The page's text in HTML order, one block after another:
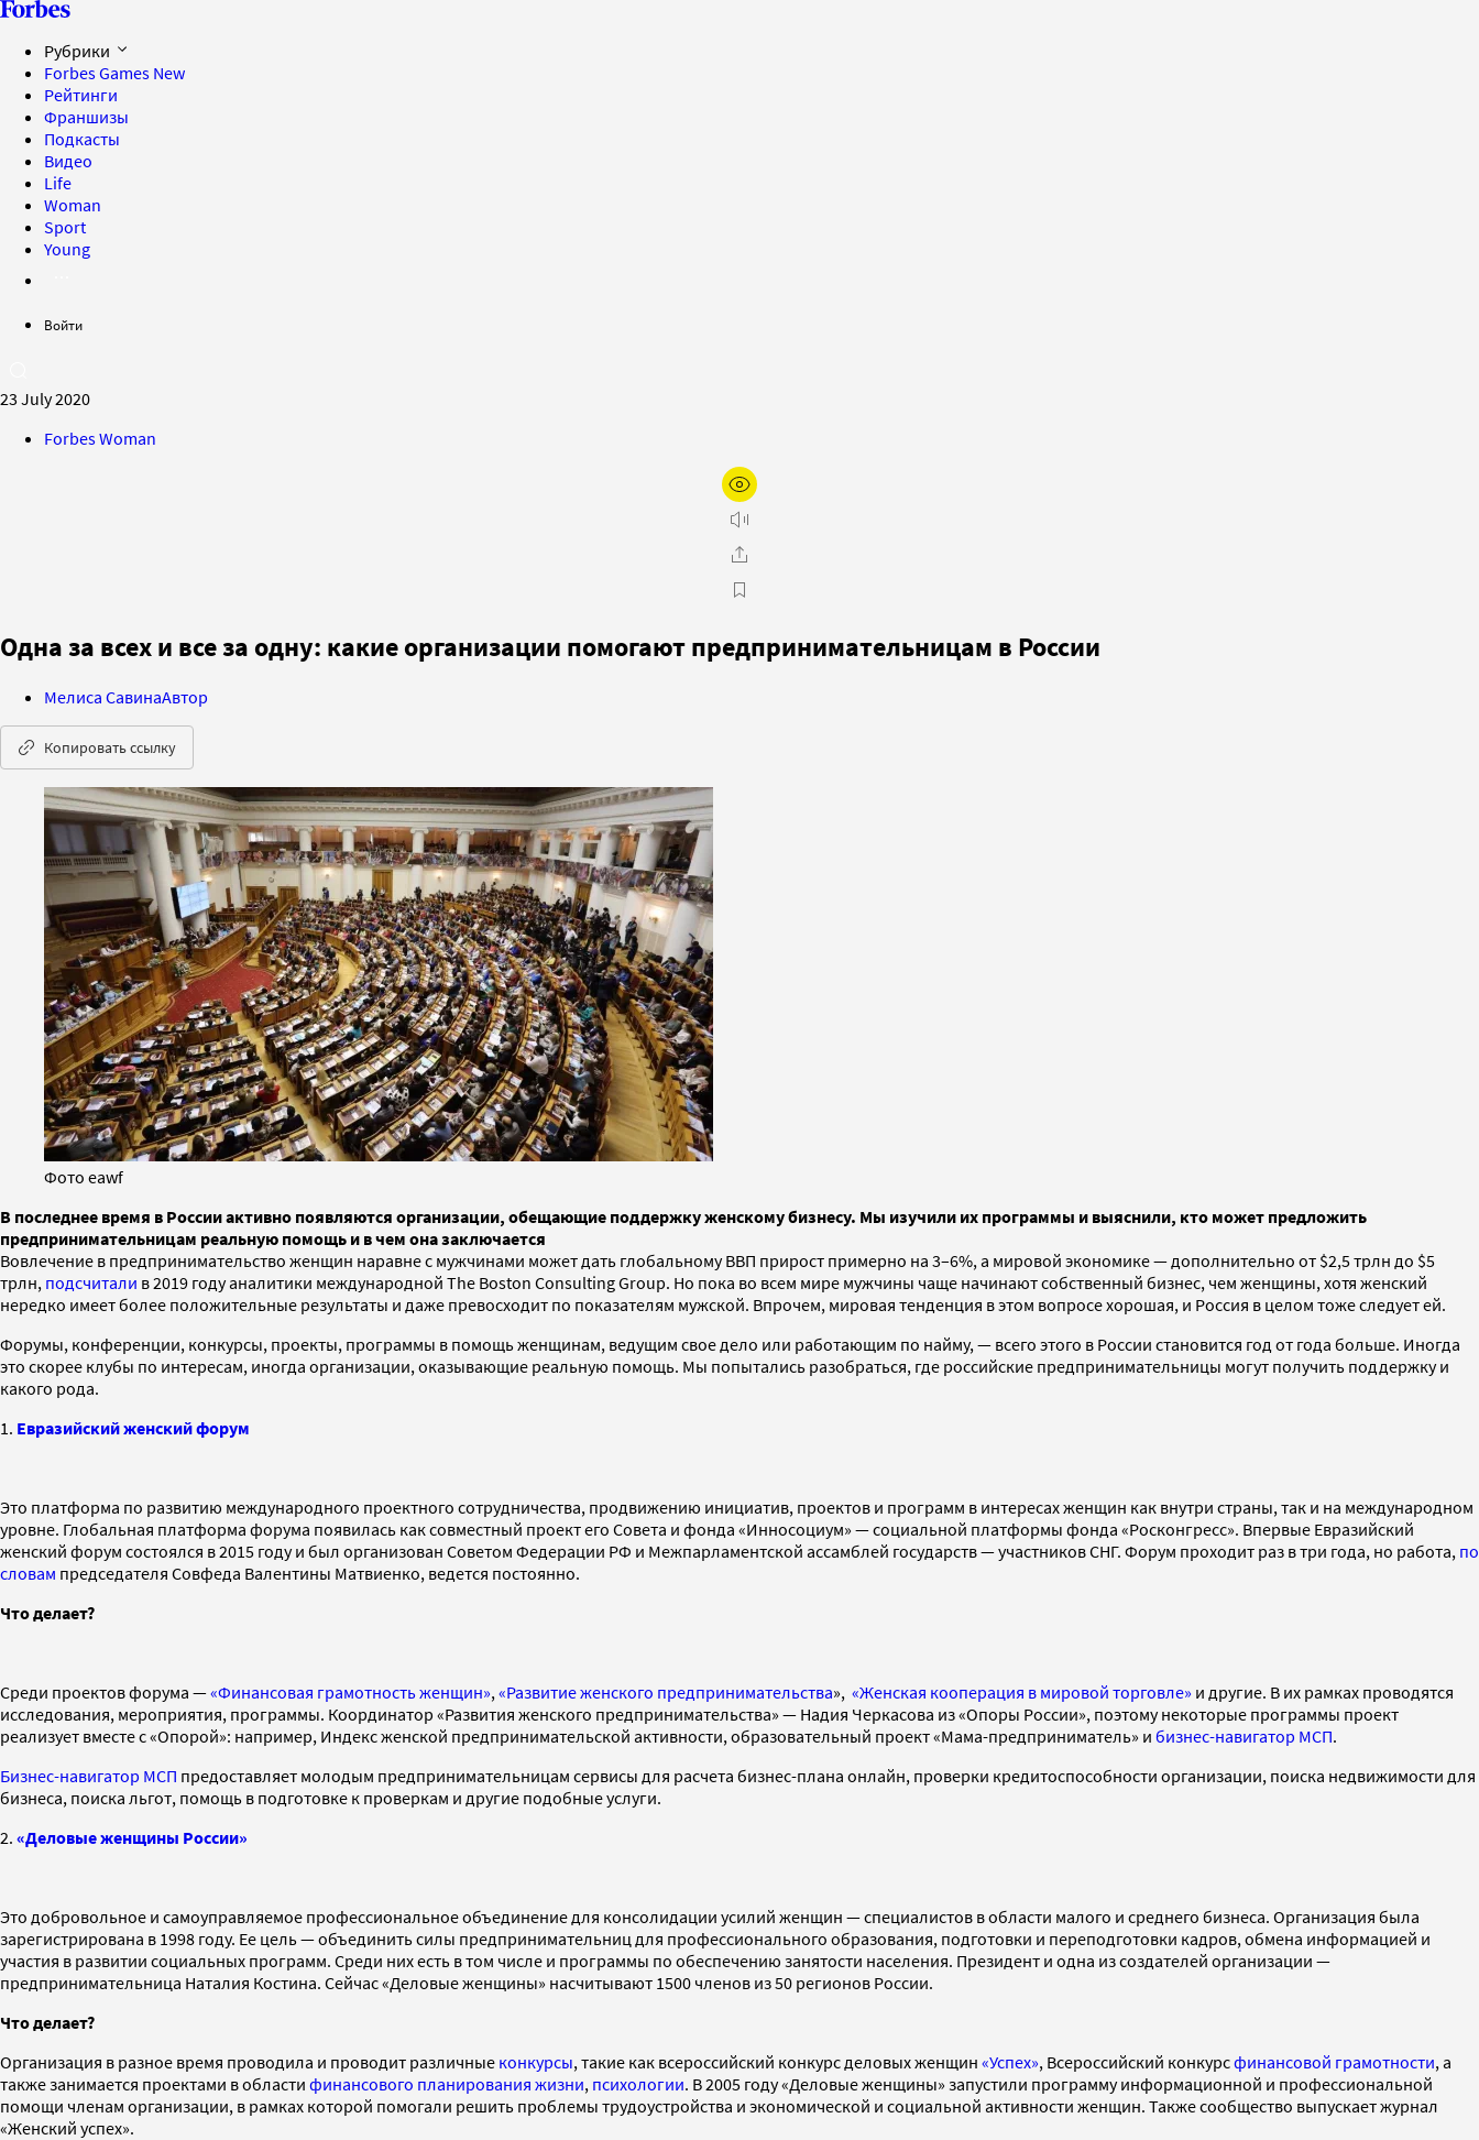
Рубрики
Forbes Games New
Рейтинги
Франшизы
Подкасты
Видео
Life
Woman
Sport
Young
Войти
23 July 2020
Forbes Woman
Одна за всех и все за одну: какие организации помогают предпринимательницам в России
Мелиса СавинаАвтор
Копировать ссылку
Фото eawf
В последнее время в России активно появляются организации, обещающие поддержку женскому бизнесу. Мы изучили их программы и выяснили, кто может предложить
предпринимательницам реальную помощь и в чем она заключается
Вовлечение в предпринимательство женщин наравне с мужчинами может дать глобальному ВВП прирост примерно на 3–6%, а мировой экономике — дополнительно от $2,5 трлн до $5
трлн, подсчитали в 2019 году аналитики международной The Boston Consulting Group. Но пока во всем мире мужчины чаще начинают собственный бизнес, чем женщины, хотя женский
нередко имеет более положительные результаты и даже превосходит по показателям мужской. Впрочем, мировая тенденция в этом вопросе хорошая, и Россия в целом тоже следует ей.
Форумы, конференции, конкурсы, проекты, программы в помощь женщинам, ведущим свое дело или работающим по найму, — всего этого в России становится год от года больше. Иногда
это скорее клубы по интересам, иногда организации, оказывающие реальную помощь. Мы попытались разобраться, где российские предпринимательницы могут получить поддержку и
какого рода.
1. Евразийский женский форум
Это платформа по развитию международного проектного сотрудничества, продвижению инициатив, проектов и программ в интересах женщин как внутри страны, так и на международном
уровне. Глобальная платформа форума появилась как совместный проект его Совета и фонда «Инносоциум» — социальной платформы фонда «Росконгресс». Впервые Евразийский
женский форум состоялся в 2015 году и был организован Советом Федерации РФ и Межпарламентской ассамблей государств — участников СНГ. Форум проходит раз в три года, но работа, по
словам председателя Совфеда Валентины Матвиенко, ведется постоянно.
Что делает?
Среди проектов форума —«Финансовая грамотность женщин», «Развитие женского предпринимательства», «Женская кооперация в мировой торговле» и другие. В их рамках проводятся
исследования, мероприятия, программы. Координатор «Развития женского предпринимательства» — Надия Черкасова из «Опоры России», поэтому некоторые программы проект
реализует вместе с «Опорой»: например, Индекс женской предпринимательской активности, образовательный проект «Мама-предприниматель» и бизнес-навигатор МСП.
Бизнес-навигатор МСП предоставляет молодым предпринимательницам сервисы для расчета бизнес-плана онлайн, проверки кредитоспособности организации, поиска недвижимости для
бизнеса, поиска льгот, помощь в подготовке к проверкам и другие подобные услуги.
2. «Деловые женщины России»
Это добровольное и самоуправляемое профессиональное объединение для консолидации усилий женщин — специалистов в области малого и среднего бизнеса. Организация была
зарегистрирована в 1998 году. Ее цель — объединить силы предпринимательниц для профессионального образования, подготовки и переподготовки кадров, обмена информацией и
участия в развитии социальных программ. Среди них есть в том числе и программы по обеспечению занятости населения. Президент и одна из создателей организации —
предпринимательница Наталия Костина. Сейчас «Деловые женщины» насчитывают 1500 членов из 50 регионов России.
Что делает?
Организация в разное время проводила и проводит различные конкурсы, такие как всероссийский конкурс деловых женщин «Успех», Всероссийский конкурсфинансовой грамотности, а
также занимается проектами в области финансового планирования жизни, психологии. В 2005 году «Деловые женщины» запустили программу информационной и профессиональной
помощи членам организации, в рамках которой помогали решить проблемы трудоустройства и экономической и социальной активности женщин. Также сообщество выпускает журнал
«Женский успех».